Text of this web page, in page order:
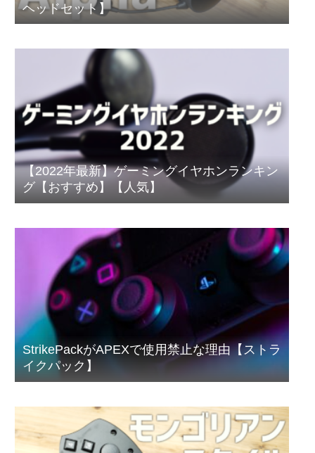
ヘッドセット】
【2022年最新】ゲーミングイヤホンランキン
グ【おすすめ】【人気】
StrikePackがAPEXで使用禁止な理由【ストラ
イクパック】